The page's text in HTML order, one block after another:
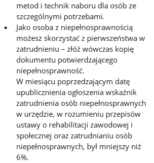
metod i technik naboru dla osób ze
szczególnymi potrzebami.
Jako osoba z niepełnosprawnością
możesz skorzystać z pierwszeństwa w
zatrudnieniu – złóż wówczas kopię
dokumentu potwierdzającego
niepełnosprawność.
W miesiącu poprzedzającym datę
upublicznienia ogłoszenia wskaźnik
zatrudnienia osób niepełnosprawnych
w urzędzie, w rozumieniu przepisów
ustawy o rehabilitacji zawodowej i
społecznej oraz zatrudnianiu osób
niepełnosprawnych, był mniejszy niż
6%.